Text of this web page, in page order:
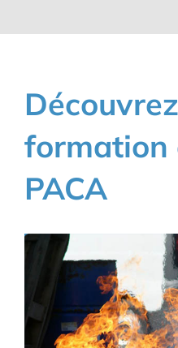
formation
PACA